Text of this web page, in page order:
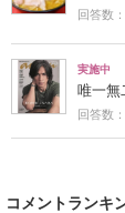
回答数
実施中
唯一無
回答数
コメントランキ